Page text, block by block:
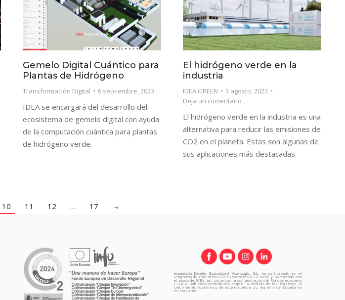
Gemelo Digital Cuántico para
Plantas de Hidrógeno
Transformación Digital 6 septiembre, 2023
IDEA se encargará del desarrollo del
ecosistema de gemelo digital con ayuda
de la computación cuántica para plantas
de hidrógeno verde.
El hidrógeno verde en la
industria
IDEA GREEN
3 agosto, 2023
Deja un comentario
El hidrógeno verde en la industria es una
alternativa para reducir las emisiones de
CO2 en el planeta. Estas son algunas de
sus aplicaciones más destacadas.
10 11 12 … 17 →
Ingeniería Diseño Estructural Avanzado, S.L.ha participado en el
Programa de Iniciación a la Exportación ICEX-Next, y ha contado con
el apoyo de ICEX, así como con la cofinanciación de Fondos europeos
FEDER, habiendo contribuido según la medida de los mismos, al
crecimiento económico de esta empresa, su región y de España en
su conjunto.